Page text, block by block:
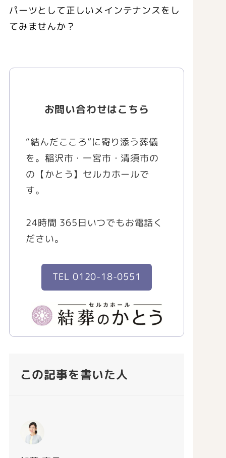
パーツとして正しいメインテナンスをし
てみませんか？
お問い合わせはこちら
“結んだこころ”に寄り添う葬儀
を。稲沢市・一宮市・清須市の
の【かとう】セルカホールで
す。
24時間 365日いつでもお電話く
ださい。
TEL 0120-18-0551
この記事を書いた人